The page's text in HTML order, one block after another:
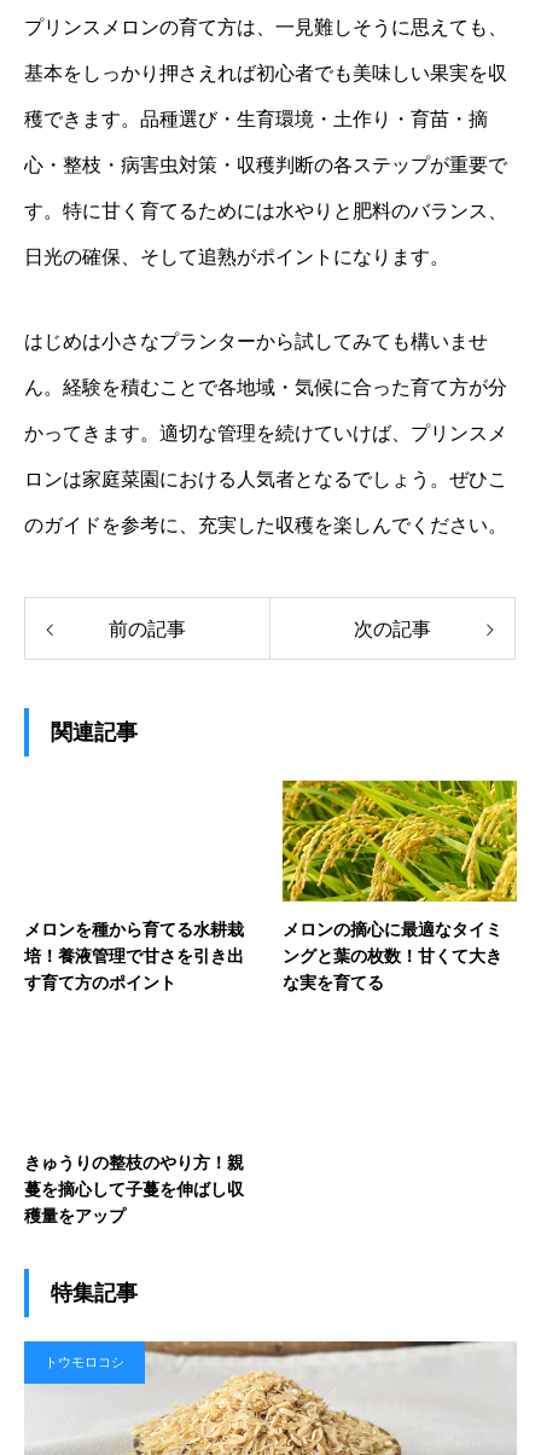
プリンスメロンの育て方は、一見難しそうに思えても、
基本をしっかり押さえれば初心者でも美味しい果実を収
穫できます。品種選び・生育環境・土作り・育苗・摘
心・整枝・病害虫対策・収穫判断の各ステップが重要で
す。特に甘く育てるためには水やりと肥料のバランス、
日光の確保、そして追熟がポイントになります。
はじめは小さなプランターから試してみても構いませ
ん。経験を積むことで各地域・気候に合った育て方が分
かってきます。適切な管理を続けていけば、プリンスメ
ロンは家庭菜園における人気者となるでしょう。ぜひこ
のガイドを参考に、充実した収穫を楽しんでください。
前の記事 次の記事
関連記事
メロンを種から育てる水耕栽
培！養液管理で甘さを引き出
す育て方のポイント
メロンの摘心に最適なタイミ
ングと葉の枚数！甘くて大き
な実を育てる
きゅうりの整枝のやり方！親
蔓を摘心して子蔓を伸ばし収
穫量をアップ
特集記事
トウモロコシ